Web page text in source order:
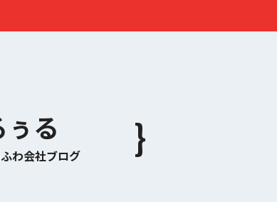
る
わ会社ブログ